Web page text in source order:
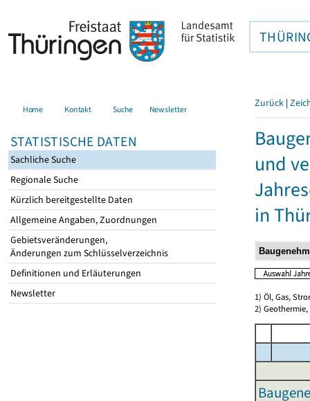
Home Kontakt Suche Newsletter
STATISTISCHE DATEN
Sachliche Suche
Regionale Suche
Kürzlich bereitgestellte Daten
Allgemeine Angaben, Zuordnungen
Gebietsveränderungen,
Änderungen zum Schlüsselverzeichnis
Definitionen und Erläuterungen
Newsletter
Zurück |
und
in
1) Öl, Gas,
2)